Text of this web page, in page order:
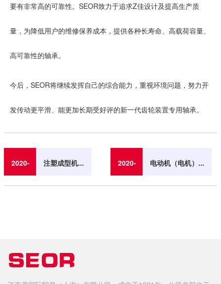
要有非常高的可靠性。SEOR致力于追求Z佳设计及提高生产质
量，为降低用户的维修保养成本，提供各种长寿命、高载荷容量、
高可靠性的轴承。
今后，SEOR将继续发挥自己的综合能力，重视环境问题，努力开
发传动更平滑、能更加长期受好评的新一代齿轮装置专用轴承。
2020-
07-
注塑成型机...
2020-
07-
电动机（电机）...